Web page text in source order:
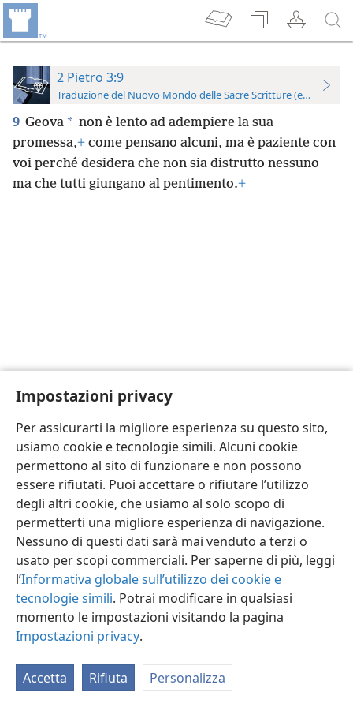
Impostazioni privacy
Per assicurarti la migliore esperienza su questo sito,
usiamo cookie e tecnologie simili. Alcuni cookie
permettono al sito di funzionare e non possono
essere rifiutati. Puoi accettare o rifiutare l’utilizzo
degli altri cookie, che usiamo al solo scopo di
permetterti una migliore esperienza di navigazione.
Nessuno di questi dati sarà mai venduto a terzi o
usato per scopi commerciali. Per saperne di più, leggi
l’Informativa globale sull’utilizzo dei cookie e
tecnologie simili. Potrai modificare in qualsiasi
momento le impostazioni visitando la pagina
Impostazioni privacy.
Accetta Rifiuta Personalizza
2 Pietro 3:9
Traduzione del Nuovo Mondo delle Sacre Scritture (edizione
9 Geova * non è lento ad adempiere la sua
promessa,+ come pensano alcuni, ma è paziente con
voi perché desidera che non sia distrutto nessuno
ma che tutti giungano al pentimento.+
Italiano
Copyright © 2026 Watch Tower Bible and Tract Society of Pennsylvania
JW.ORG
Accedi